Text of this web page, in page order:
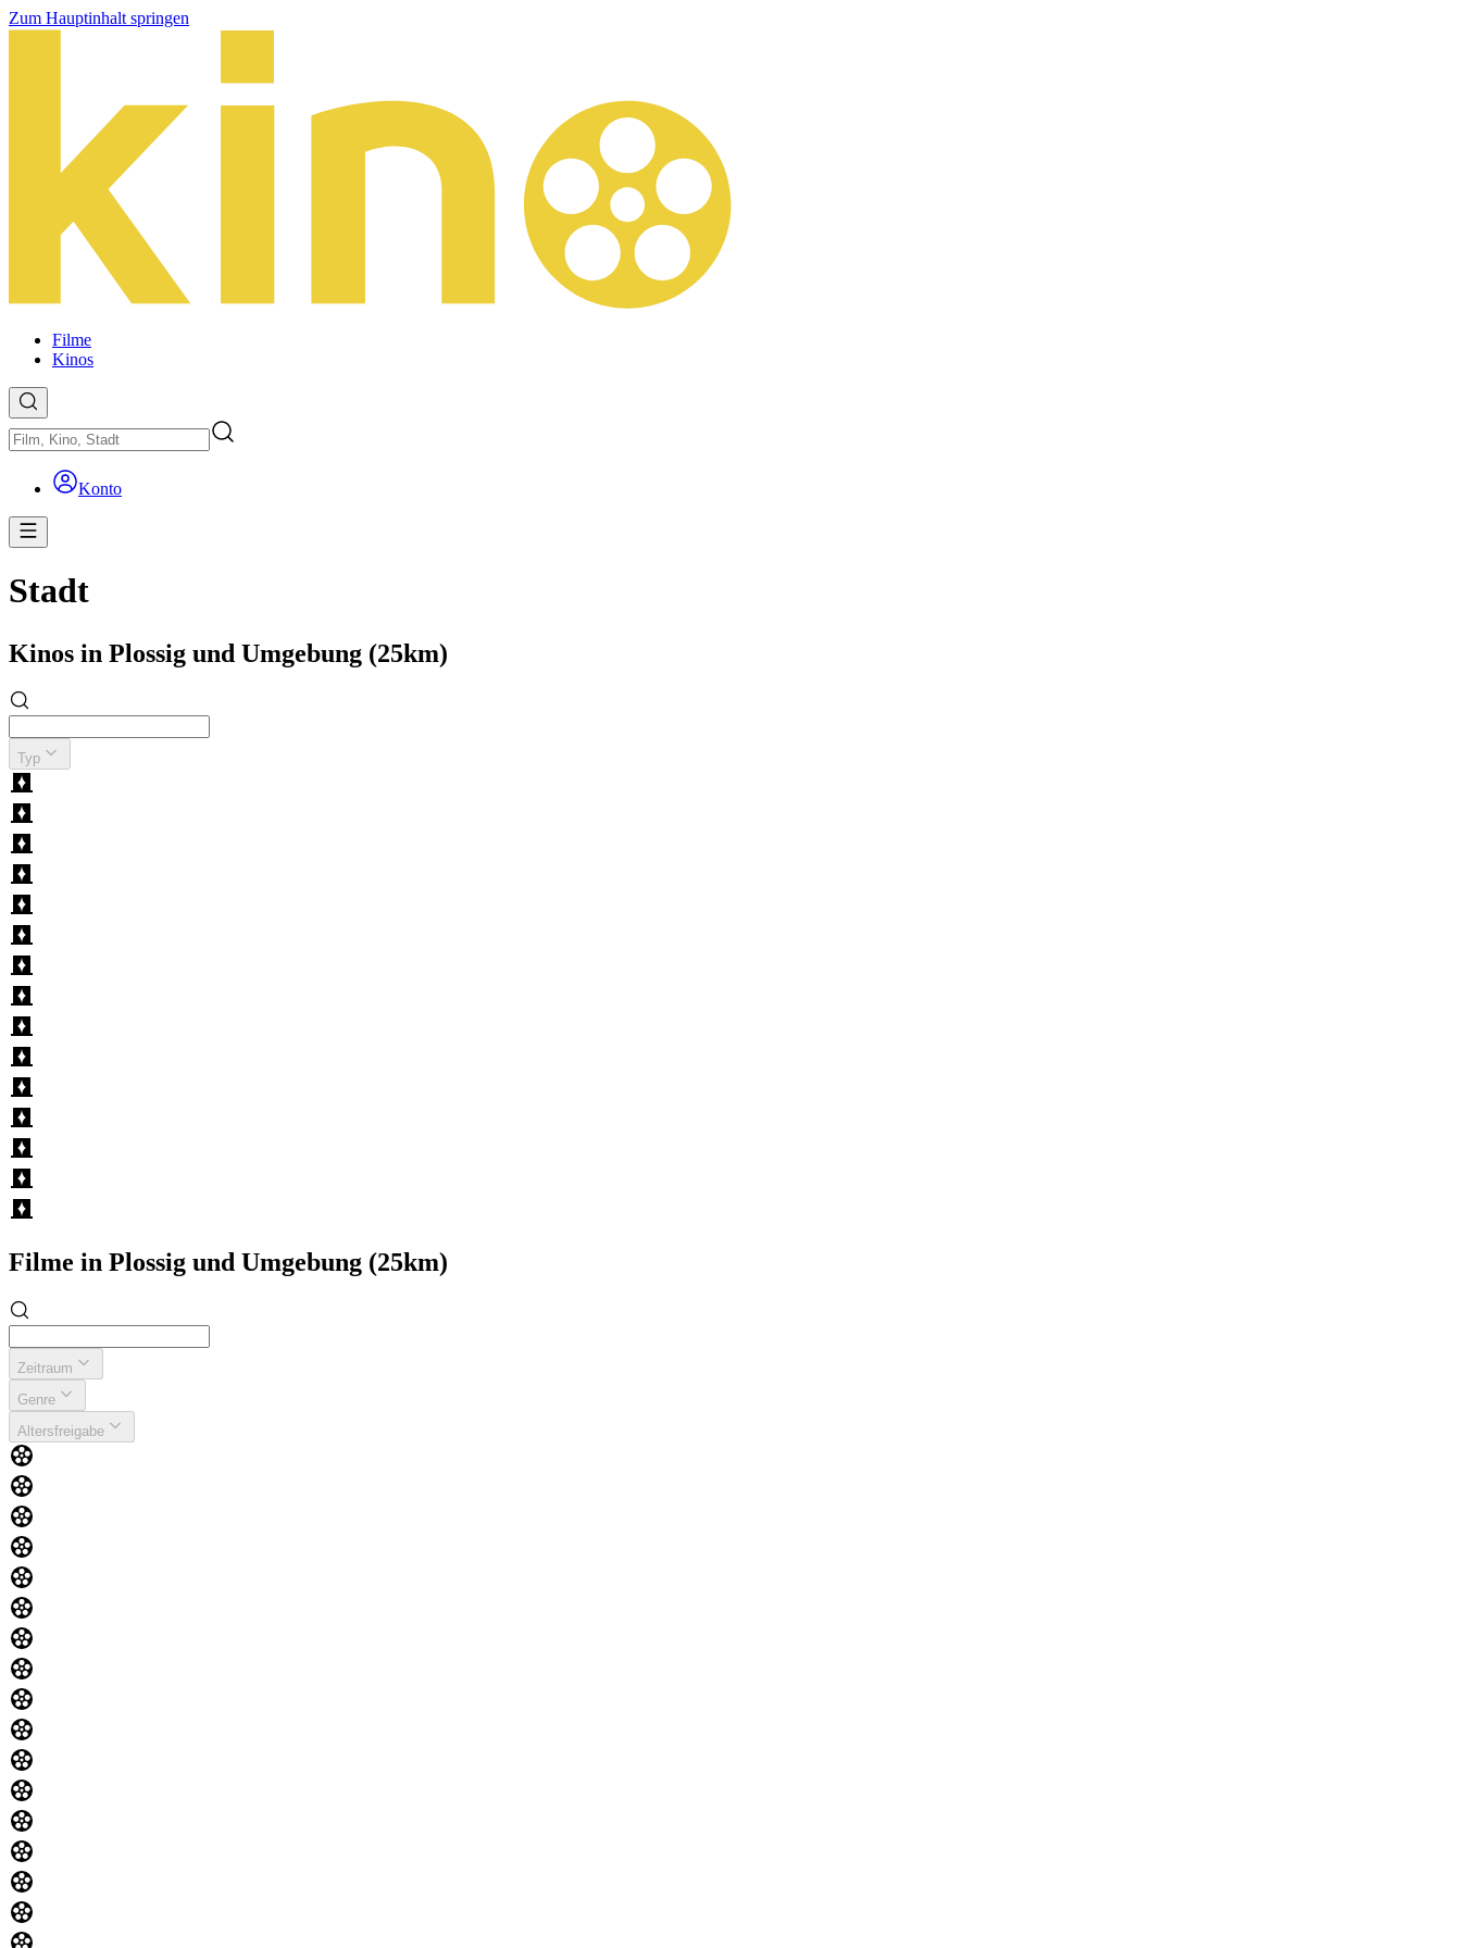
Zum Hauptinhalt springen
Filme
Kinos
Konto
Stadt
Kinos in Plossig und Umgebung (25km)
Typ
Filme in Plossig und Umgebung (25km)
Zeitraum
Genre
Altersfreigabe